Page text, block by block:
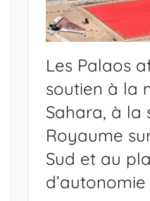
Les Palaos
soutien à la
Sahara, à la
Royaume
Sud et au
d’autonomie